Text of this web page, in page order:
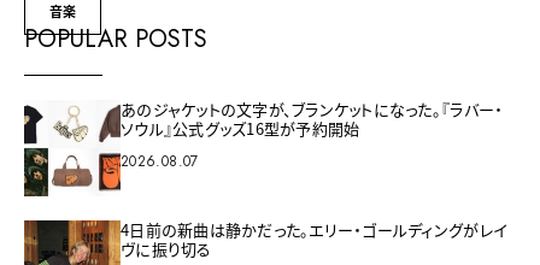
音楽
POPULAR POSTS
あのジャケットの文字が、ブランケットになった。『ラバー・
ソウル』公式グッズ16型が予約開始
2026.08.07
4日前の新曲は静かだった。エリー・ゴールディングがレイ
ヴに振り切る